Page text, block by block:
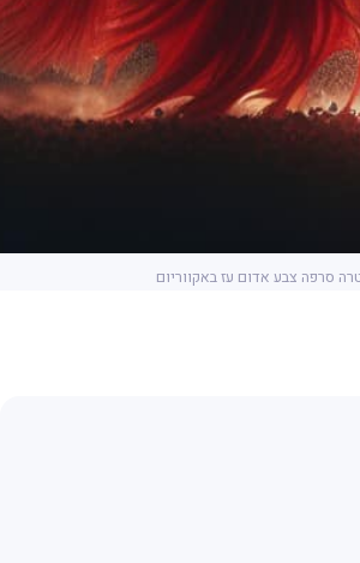
סרפה צבע אדום עז באקווריום